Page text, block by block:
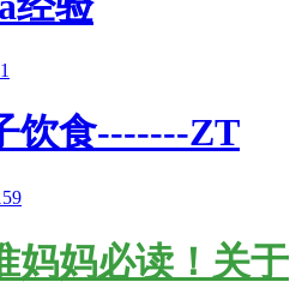
1
饮食-------ZT
妈妈必读！关于